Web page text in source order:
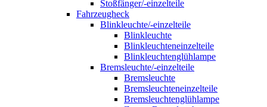
Stoßfänger/-einzelteile
Fahrzeugheck
Blinkleuchte/-einzelteile
Blinkleuchte
Blinkleuchteneinzelteile
Blinkleuchtenglühlampe
Bremsleuchte/-einzelteile
Bremsleuchte
Bremsleuchteneinzelteile
Bremsleuchtenglühlampe